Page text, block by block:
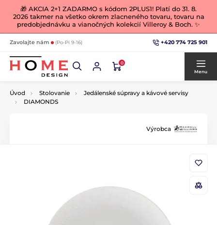
🎁 AKCIA 2+1 ZADARMO s kódom 2PLUS1! Platí do 31. 8.
2026 takmer na všetko okrem zlacneného tovaru, tovaru na
predobjednávku a vianočných kolekcií Villeroy & Boch. ✨
Zavolajte nám (Po-Pi 9-16) +420 774 725 901
0
Menu
Úvod Stolovanie
Jedálenské súpravy a kávové servisy
DIAMONDS
Výrobca